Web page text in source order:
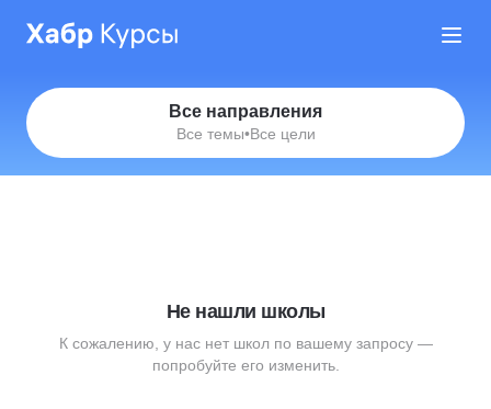
Все направления
Все темы•Все цели
Не нашли школы
К сожалению, у нас нет школ по вашему запросу —
попробуйте его изменить.